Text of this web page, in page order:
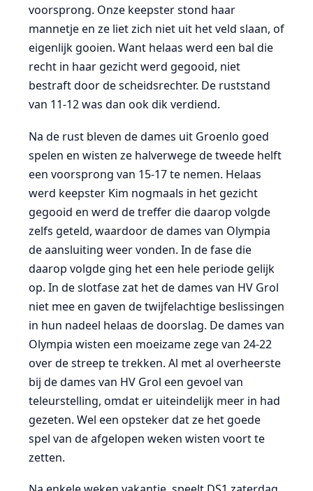
voorsprong. Onze keepster stond haar
mannetje en ze liet zich niet uit het veld slaan, of
eigenlijk gooien. Want helaas werd een bal die
recht in haar gezicht werd gegooid, niet
bestraft door de scheidsrechter. De ruststand
van 11-12 was dan ook dik verdiend.
Na de rust bleven de dames uit Groenlo goed
spelen en wisten ze halverwege de tweede helft
een voorsprong van 15-17 te nemen. Helaas
werd keepster Kim nogmaals in het gezicht
gegooid en werd de treffer die daarop volgde
zelfs geteld, waardoor de dames van Olympia
de aansluiting weer vonden. In de fase die
daarop volgde ging het een hele periode gelijk
op. In de slotfase zat het de dames van HV Grol
niet mee en gaven de twijfelachtige beslissingen
in hun nadeel helaas de doorslag. De dames van
Olympia wisten een moeizame zege van 24-22
over de streep te trekken. Al met al overheerste
bij de dames van HV Grol een gevoel van
teleurstelling, omdat er uiteindelijk meer in had
gezeten. Wel een opsteker dat ze het goede
spel van de afgelopen weken wisten voort te
zetten.